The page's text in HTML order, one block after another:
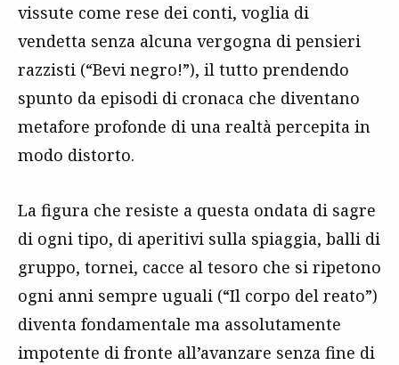
vissute come rese dei conti, voglia di
vendetta senza alcuna vergogna di pensieri
razzisti (“Bevi negro!”), il tutto prendendo
spunto da episodi di cronaca che diventano
metafore profonde di una realtà percepita in
modo distorto.
La figura che resiste a questa ondata di sagre
di ogni tipo, di aperitivi sulla spiaggia, balli di
gruppo, tornei, cacce al tesoro che si ripetono
ogni anni sempre uguali (“Il corpo del reato”)
diventa fondamentale ma assolutamente
impotente di fronte all’avanzare senza fine di